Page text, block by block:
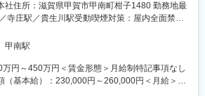
：
力しており、これまで人の手でアナログに行わ
を、全自動で管理、調整、計測、分包まで対応
心安全や、医療従事者の負担軽減に大きく貢献
薬の品質管理をお任せします。
容＞
る業務】
社住所：滋賀県甲賀市甲南町柑子1480 勤務地最
寺庄駅／貴生川駅受動喫煙対策：屋内全面禁煙
の定める事業所
甲南駅
万円～450万円＜賃金形態＞月給制特記事項なし
（基本給）：230,000円～260,000円＜月給＞